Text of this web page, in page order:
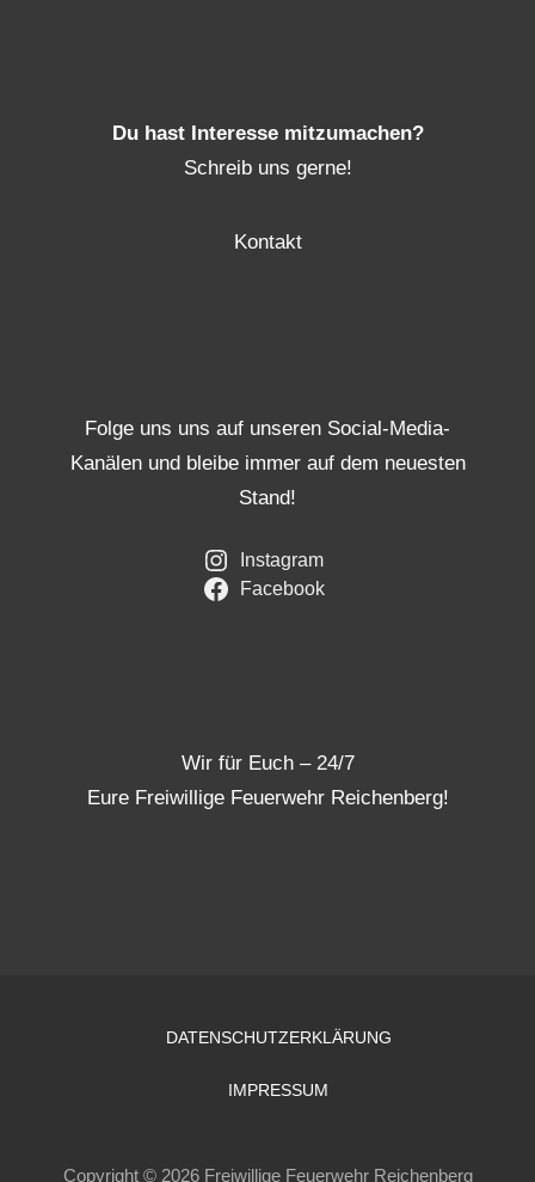
Du hast Interesse mitzumachen?
Schreib uns gerne!
Kontakt
Folge uns uns auf unseren Social-Media-
Kanälen und bleibe immer auf dem neuesten
Stand!
Instagram
Facebook
Wir für Euch – 24/7
Eure Freiwillige Feuerwehr Reichenberg!
DATENSCHUTZERKLÄRUNG
IMPRESSUM
Copyright © 2026 Freiwillige Feuerwehr Reichenberg